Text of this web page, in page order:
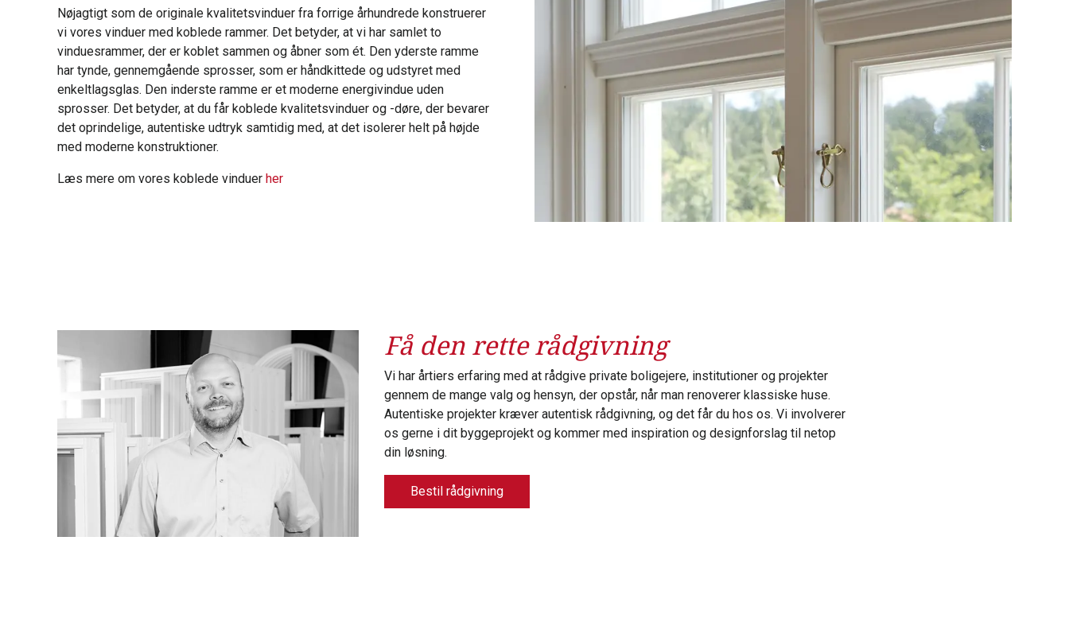
Nøjagtigt som de originale kvalitetsvinduer fra forrige århundrede konstruerer
vi vores vinduer med koblede rammer. Det betyder, at vi har samlet to
vinduesrammer, der er koblet sammen og åbner som ét. Den yderste ramme
har tynde, gennemgående sprosser, som er håndkittede og udstyret med
enkeltlagsglas. Den inderste ramme er et moderne energivindue uden
sprosser. Det betyder, at du får koblede kvalitetsvinduer og -døre, der bevarer
det oprindelige, autentiske udtryk samtidig med, at det isolerer helt på højde
med moderne konstruktioner.
Læs mere om vores koblede vinduer her
Få den rette rådgivning
Vi har årtiers erfaring med at rådgive private boligejere, institutioner og projekter
gennem de mange valg og hensyn, der opstår, når man renoverer klassiske huse.
Autentiske projekter kræver autentisk rådgivning, og det får du hos os. Vi involverer
os gerne i dit byggeprojekt og kommer med inspiration og designforslag til netop
din løsning.
Bestil rådgivning